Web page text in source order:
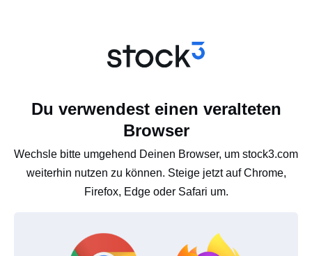
Du verwendest einen veralteten
Browser
Wechsle bitte umgehend Deinen Browser, um stock3.com
weiterhin nutzen zu können. Steige jetzt auf Chrome,
Firefox, Edge oder Safari um.